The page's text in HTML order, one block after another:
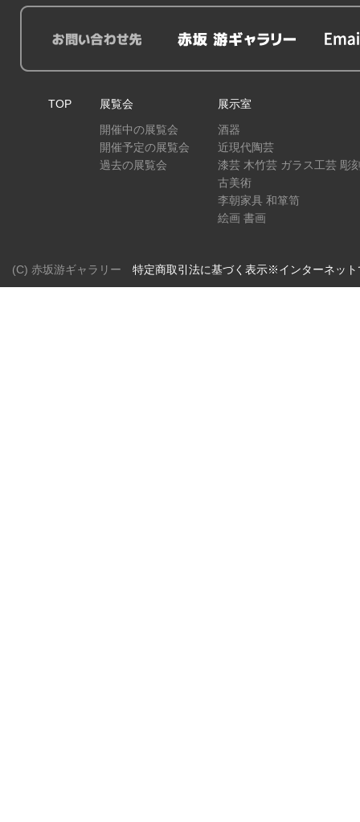
TOP
展覧会
開催中の展覧会
開催予定の展覧会
過去の展覧会
展示室
酒器
近現代陶芸
漆芸 木竹芸 ガラス工芸 彫
古美術
李朝家具 和箪笥
絵画 書画
(C) 赤坂游ギャラリー 特定商取引法に基づく表示※インターネッ